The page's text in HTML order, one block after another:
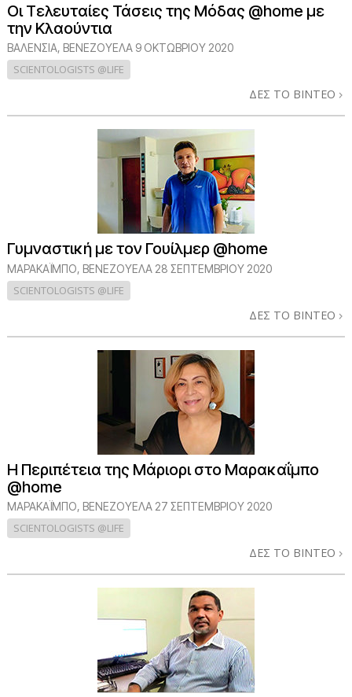
Οι Τελευταίες Τάσεις της Μόδας @home με
την Κλαούντια
ΒΑΛΈΝΣΙΑ, ΒΕΝΕΖΟΥΈΛΑ 9 ΟΚΤΩΒΡΙΟΥ 2020
SCIENTOLOGISTS @LIFE
ΔΕΣ ΤΟ ΒΙΝΤΕΟ
Γυμναστική με τον Γουίλμερ @home
ΜΑΡΑΚΑΪΜΠΟ, ΒΕΝΕΖΟΥΕΛΑ 28 ΣΕΠΤΕΜΒΡΙΟΥ 2020
SCIENTOLOGISTS @LIFE
ΔΕΣ ΤΟ ΒΙΝΤΕΟ
Η Περιπέτεια της Μάριορι στο Μαρακαΐμπο
@home
ΜΑΡΑΚΑΪΜΠΟ, ΒΕΝΕΖΟΥΕΛΑ 27 ΣΕΠΤΕΜΒΡΙΟΥ 2020
SCIENTOLOGISTS @LIFE
ΔΕΣ ΤΟ ΒΙΝΤΕΟ